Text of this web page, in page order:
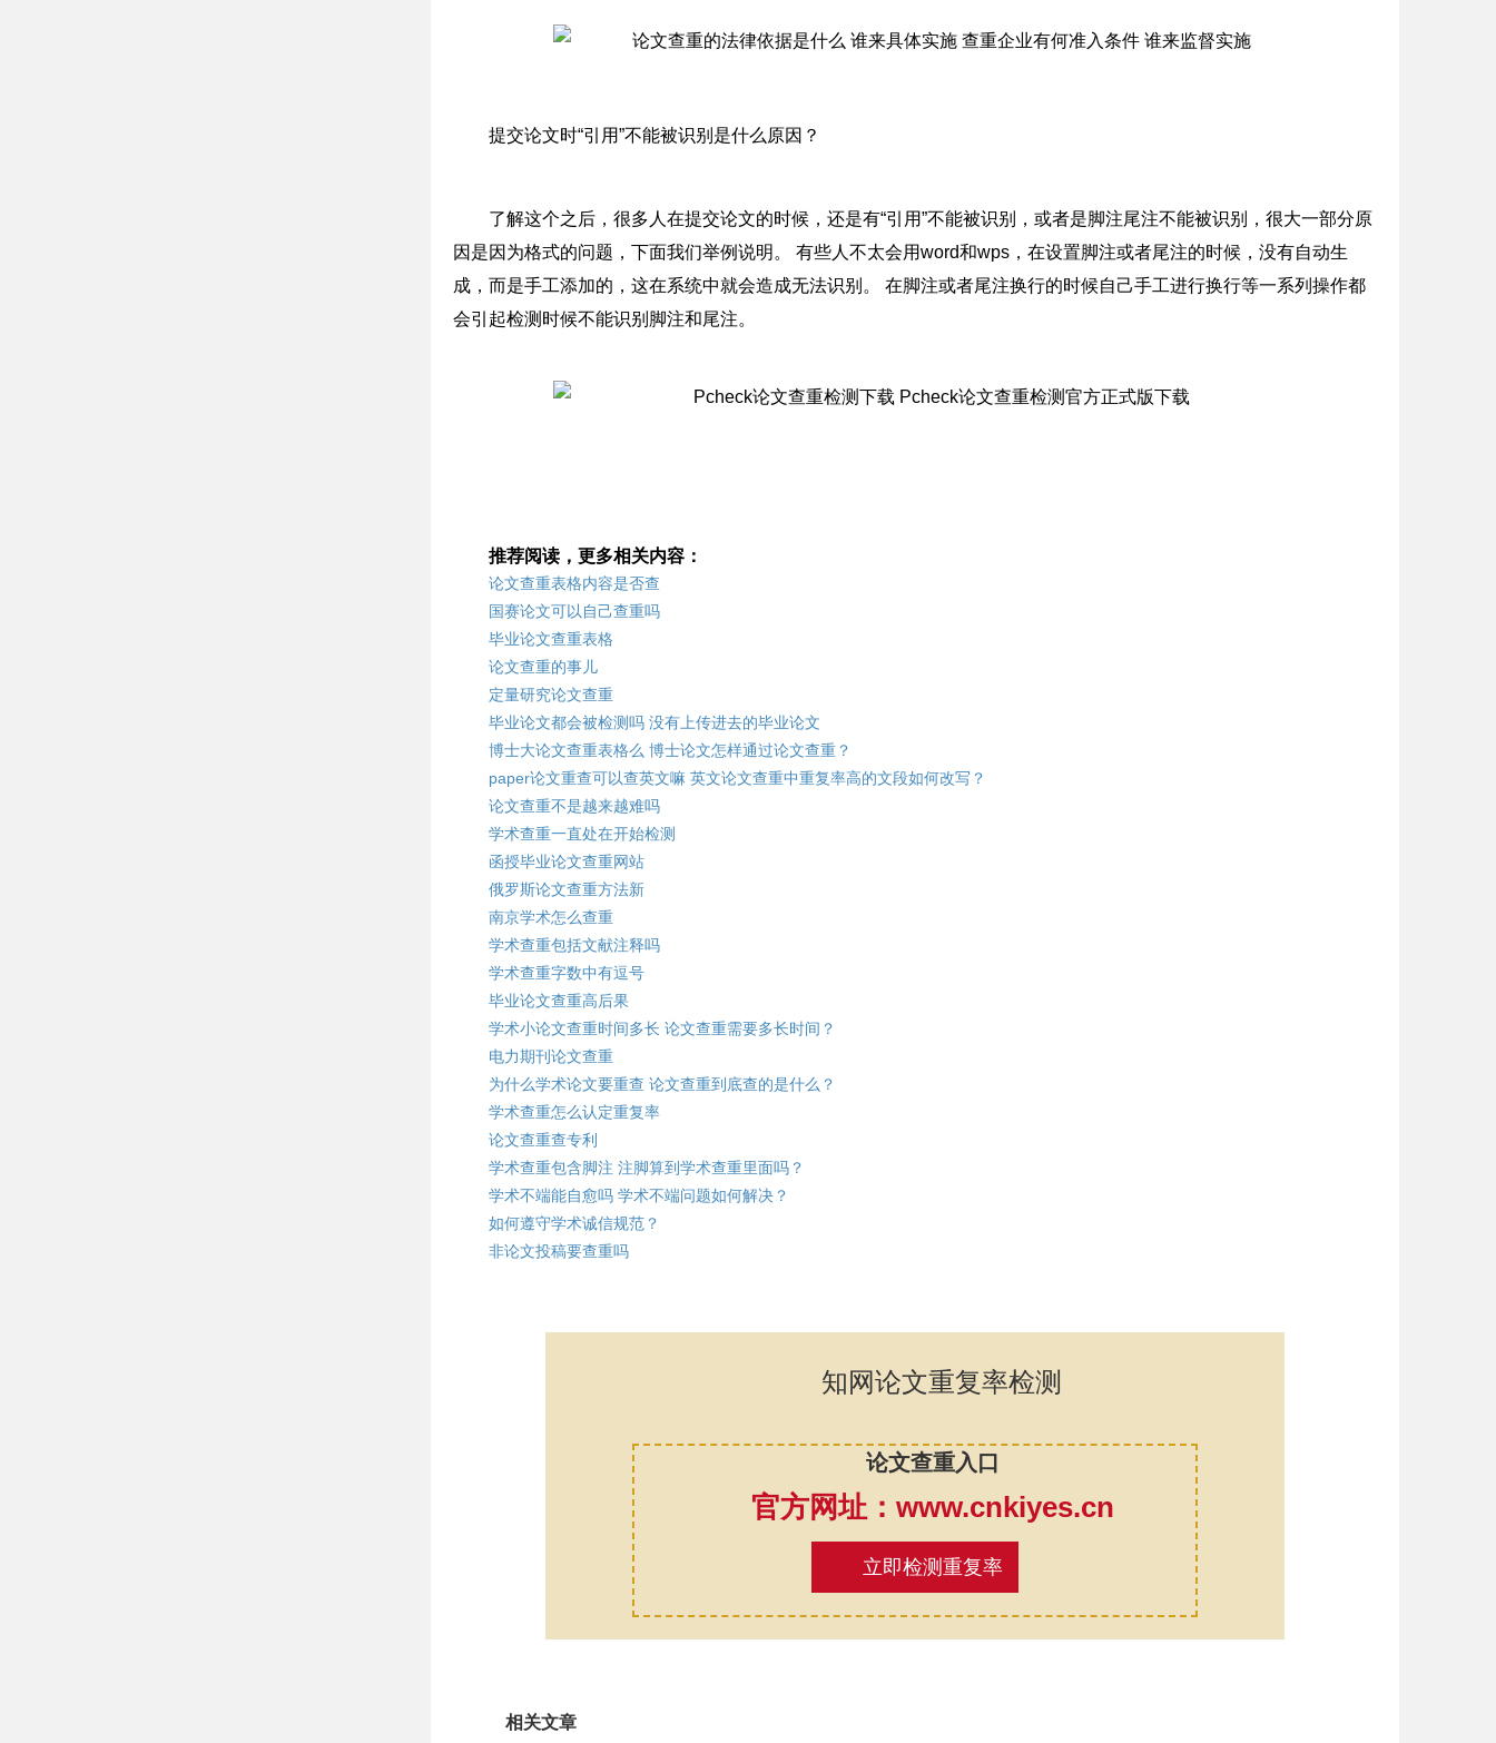
提交论文时“引用”不能被识别是什么原因？
了解这个之后，很多人在提交论文的时候，还是有“引用”不能被识别，或者是脚注尾注不能被识别，很大一部分原
因是因为格式的问题，下面我们举例说明。 有些人不太会用word和wps，在设置脚注或者尾注的时候，没有自动生
成，而是手工添加的，这在系统中就会造成无法识别。 在脚注或者尾注换行的时候自己手工进行换行等一系列操作都
会引起检测时候不能识别脚注和尾注。
推荐阅读，更多相关内容：
论文查重表格内容是否查
国赛论文可以自己查重吗
毕业论文查重表格
论文查重的事儿
定量研究论文查重
毕业论文都会被检测吗 没有上传进去的毕业论文
博士大论文查重表格么 博士论文怎样通过论文查重？
paper论文重查可以查英文嘛 英文论文查重中重复率高的文段如何改写？
论文查重不是越来越难吗
学术查重一直处在开始检测
函授毕业论文查重网站
俄罗斯论文查重方法新
南京学术怎么查重
学术查重包括文献注释吗
学术查重字数中有逗号
毕业论文查重高后果
学术小论文查重时间多长 论文查重需要多长时间？
电力期刊论文查重
为什么学术论文要重查 论文查重到底查的是什么？
学术查重怎么认定重复率
论文查重查专利
学术查重包含脚注 注脚算到学术查重里面吗？
学术不端能自愈吗 学术不端问题如何解决？
如何遵守学术诚信规范？
非论文投稿要查重吗
知网论文重复率检测
论文查重入口
官方网址：www.cnkiyes.cn
立即检测重复率
相关文章